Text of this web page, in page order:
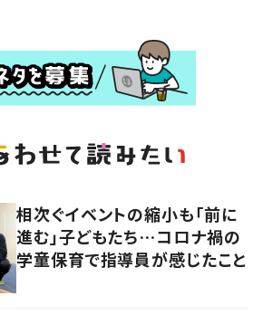
相次ぐイベントの縮小も「前に
進む」子どもたち…コロナ禍の
学童保育で指導員が感じたこと